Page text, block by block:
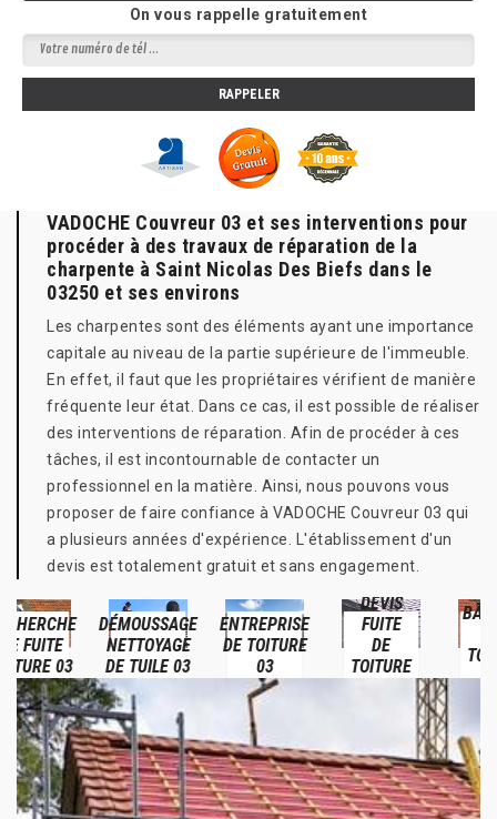
On vous rappelle gratuitement
VADOCHE Couvreur 03 et ses interventions pour
procéder à des travaux de réparation de la
charpente à Saint Nicolas Des Biefs dans le
03250 et ses environs
Les charpentes sont des éléments ayant une importance
capitale au niveau de la partie supérieure de l'immeuble.
En effet, il faut que les propriétaires vérifient de manière
fréquente leur état. Dans ce cas, il est possible de réaliser
des interventions de réparation. Afin de procéder à ces
tâches, il est incontournable de contacter un
professionnel en la matière. Ainsi, nous pouvons vous
proposer de faire confiance à VADOCHE Couvreur 03 qui
a plusieurs années d'expérience. L'établissement d'un
devis est totalement gratuit et sans engagement.
DÉMOUSSAGE
NETTOYAGE
DE TUILE 03
ENTREPRISE
DE TOITURE
03
DEVIS
FUITE
DE
BÂCHAGE
DE
TOITURE
03